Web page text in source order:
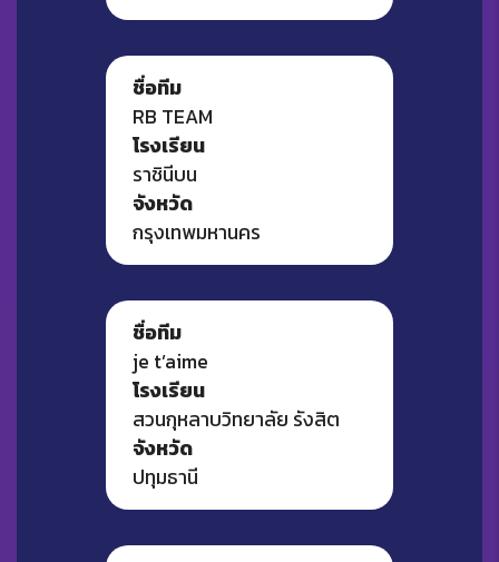
ชื่อทีม
RB TEAM
โรงเรียน
ราชินีบน
จังหวัด
กรุงเทพมหานคร
ชื่อทีม
je t’aime
โรงเรียน
สวนกุหลาบวิทยาลัย รังสิต
จังหวัด
ปทุมธานี